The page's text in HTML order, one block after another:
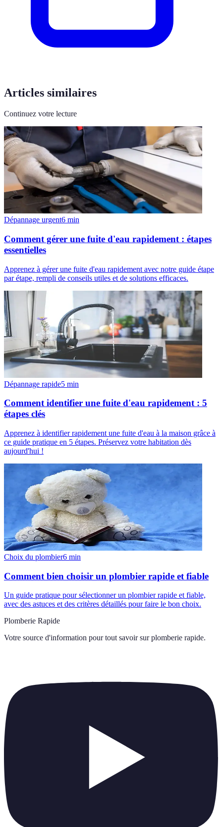
Articles similaires
Continuez votre lecture
Dépannage urgent6 min
Comment gérer une fuite d'eau rapidement : étapes
essentielles
Apprenez à gérer une fuite d'eau rapidement avec notre guide étape
par étape, rempli de conseils utiles et de solutions efficaces.
Dépannage rapide5 min
Comment identifier une fuite d'eau rapidement : 5
étapes clés
Apprenez à identifier rapidement une fuite d'eau à la maison grâce à
ce guide pratique en 5 étapes. Préservez votre habitation dès
aujourd'hui !
Choix du plombier6 min
Comment bien choisir un plombier rapide et fiable
Un guide pratique pour sélectionner un plombier rapide et fiable,
avec des astuces et des critères détaillés pour faire le bon choix.
Plomberie Rapide
Votre source d'information pour tout savoir sur plomberie rapide.